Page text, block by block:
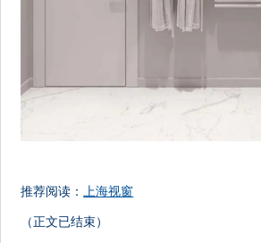
推荐阅读： 上海视窗
（正文已结束）